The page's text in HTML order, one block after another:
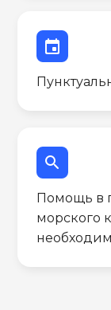
event
search
Помощь в
морского